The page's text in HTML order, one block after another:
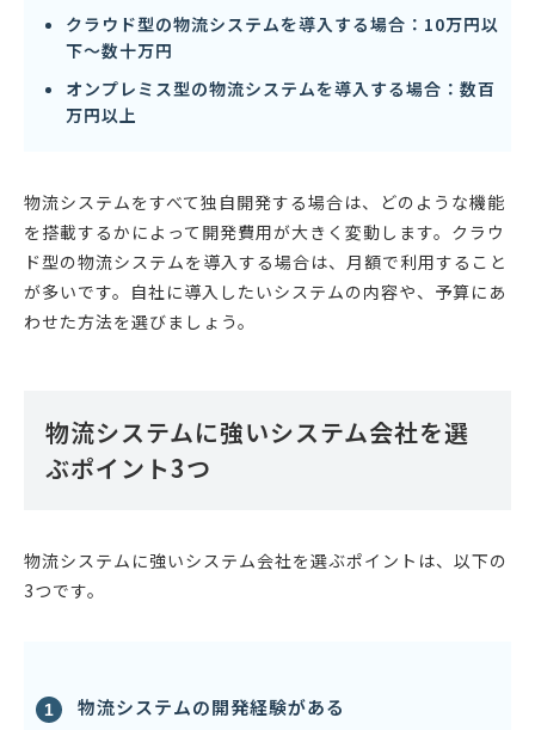
クラウド型の物流システムを導入する場合：10万円以
下〜数十万円
オンプレミス型の物流システムを導入する場合：数百
万円以上
物流システムをすべて独自開発する場合は、どのような機能
を搭載するかによって開発費用が大きく変動します。クラウ
ド型の物流システムを導入する場合は、月額で利用すること
が多いです。自社に導入したいシステムの内容や、予算にあ
わせた方法を選びましょう。
物流システムに強いシステム会社を選
ぶポイント3つ
物流システムに強いシステム会社を選ぶポイントは、以下の
3つです。
物流システムの開発経験がある